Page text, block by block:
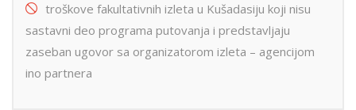
troškove fakultativnih izleta u Kušadasiju koji nisu
sastavni deo programa putovanja i predstavljaju
zaseban ugovor sa organizatorom izleta – agencijom
ino partnera